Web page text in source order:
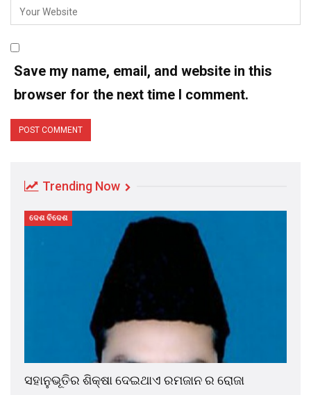
Save my name, email, and website in this
browser for the next time I comment.
Trending Now
ଦେଶ ବିଦେଶ
ସହାନୁଭୂତିର ଶିକ୍ଷା ଦେଇଥାଏ ରମଜାନ ର ରୋଜା